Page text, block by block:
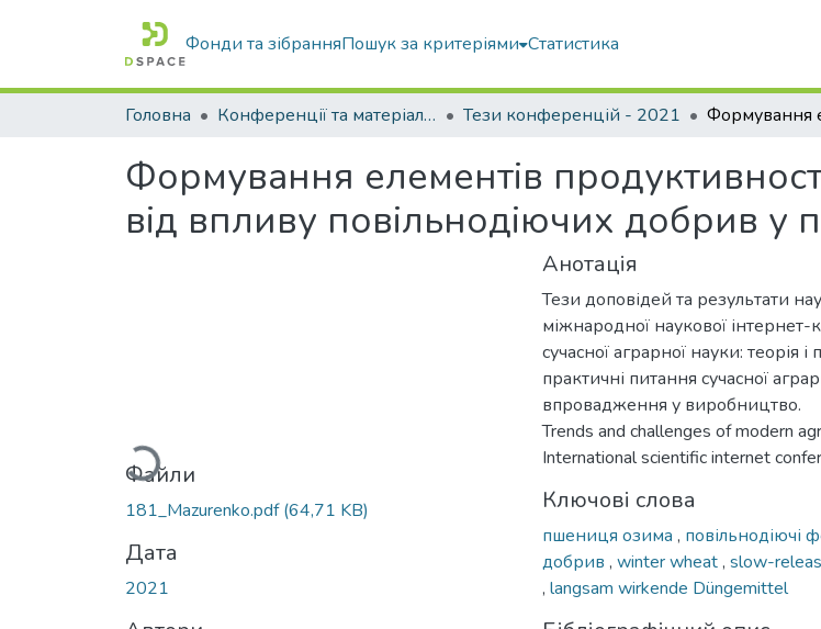
Фонди та зібранняПошук за критеріями Статистика
Головна Конференції та матеріали конференцій Тези конференцій - 2021
Формування елементів
від впливу повільнодіючих добрив у
Вантажиться...
Файли
181_Mazurenko.pdf(64,71 KB)
Дата
2021
Анотація
Тези доповідей та результати
міжнародної наукової
сучасної аграрної науки: теорія
практичні питання сучасної
впровадження у виробництво.
Trends and challenges of modern
International scientific internet
Ключові слова
пшениця озима , повільнодіючі
добрив , winter wheat, slow-
, langsam wirkende Düngemittel